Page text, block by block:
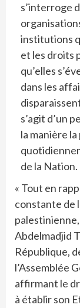
s’interroge
institutions
et les droits
qu’elles
dans les
s’agit d’un
la manière
de la Nation.
« Tout en
constante de
Abdelmadjid
République,
l’Assemblée
affirmant le
à établir son